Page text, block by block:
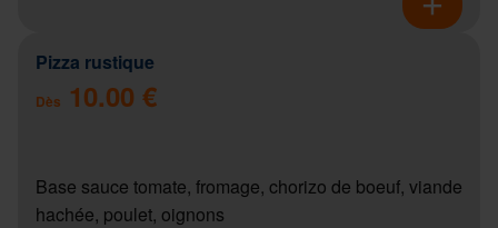
Pizza rustique
Dès 10.00 €
Base sauce tomate, fromage, chorizo de boeuf, viande
hachée, poulet, oignons